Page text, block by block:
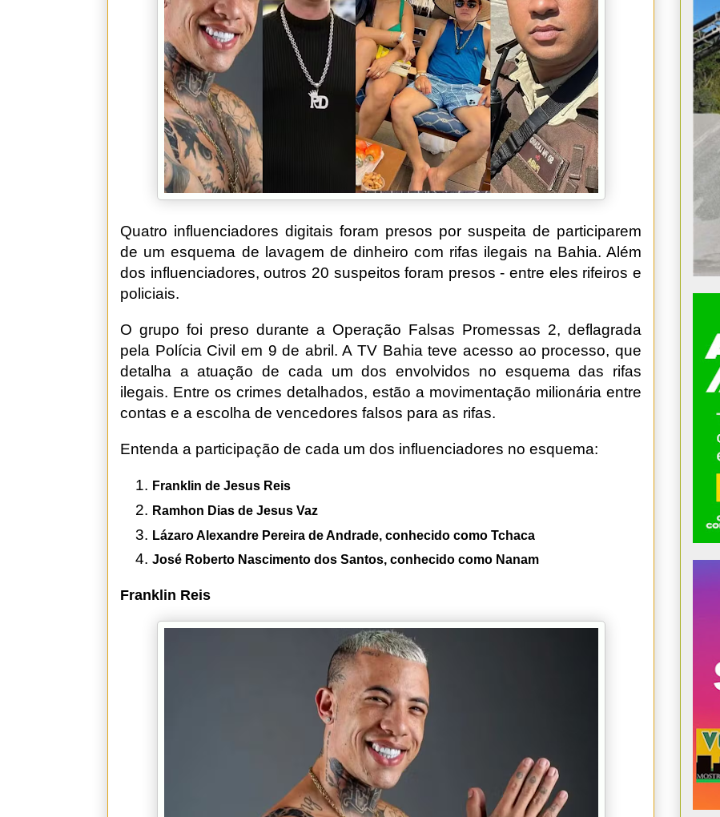
Quatro influenciadores digitais foram presos por suspeita de participarem
de um esquema de lavagem de dinheiro com rifas ilegais na Bahia. Além
dos influenciadores, outros 20 suspeitos foram presos - entre eles rifeiros e
policiais.
O grupo foi preso durante a Operação Falsas Promessas 2, deflagrada
pela Polícia Civil em 9 de abril. A TV Bahia teve acesso ao processo, que
detalha a atuação de cada um dos envolvidos no esquema das rifas
ilegais. Entre os crimes detalhados, estão a movimentação milionária entre
contas e a escolha de vencedores falsos para as rifas.
Entenda a participação de cada um dos influenciadores no esquema:
Franklin de Jesus Reis
Ramhon Dias de Jesus Vaz
Lázaro Alexandre Pereira de Andrade, conhecido como Tchaca
José Roberto Nascimento dos Santos, conhecido como Nanam
Franklin Reis